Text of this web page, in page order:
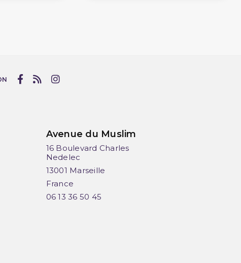
Avenue du Muslim
16 Boulevard Charles
Nedelec
13001 Marseille
France
06 13 36 50 45